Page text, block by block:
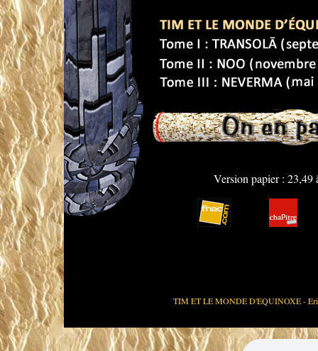
Version papier :
TIM ET LE MONDE D'EQUINOXE -